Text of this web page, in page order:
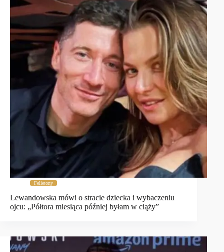
Felietony
Lewandowska mówi o stracie dziecka i wybaczeniu
ojcu: „Półtora miesiąca później byłam w ciąży”